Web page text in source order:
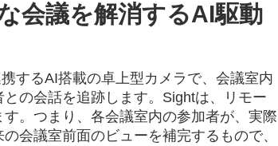
会議を解消するAI駆動
するAI搭載の卓上型カメラで、会議室内
の会話を追跡します。Sightは、リモー
。つまり、各会議室内の参加者が、実際
会議室前面のビューを補完するもので、